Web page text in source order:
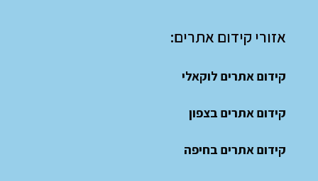
אזורי קידום אתרים:
קידום אתרים לוקאלי
קידום אתרים בצפון
קידום אתרים בחיפה